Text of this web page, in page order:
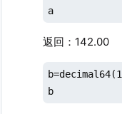
a
返回：142.00
b